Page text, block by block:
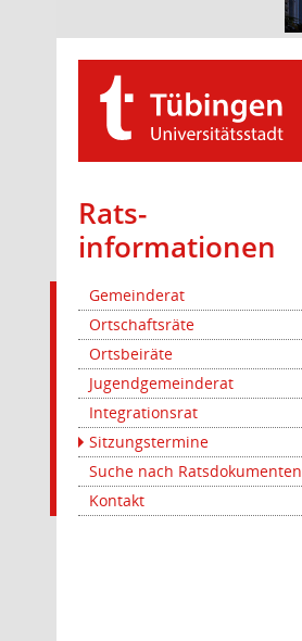
Rats­
informationen
Gemeinderat
Ortschaftsräte
Ortsbeiräte
Jugendgemeinderat
Integrationsrat
Sitzungstermine
Suche nach Ratsdokumenten
Kontakt